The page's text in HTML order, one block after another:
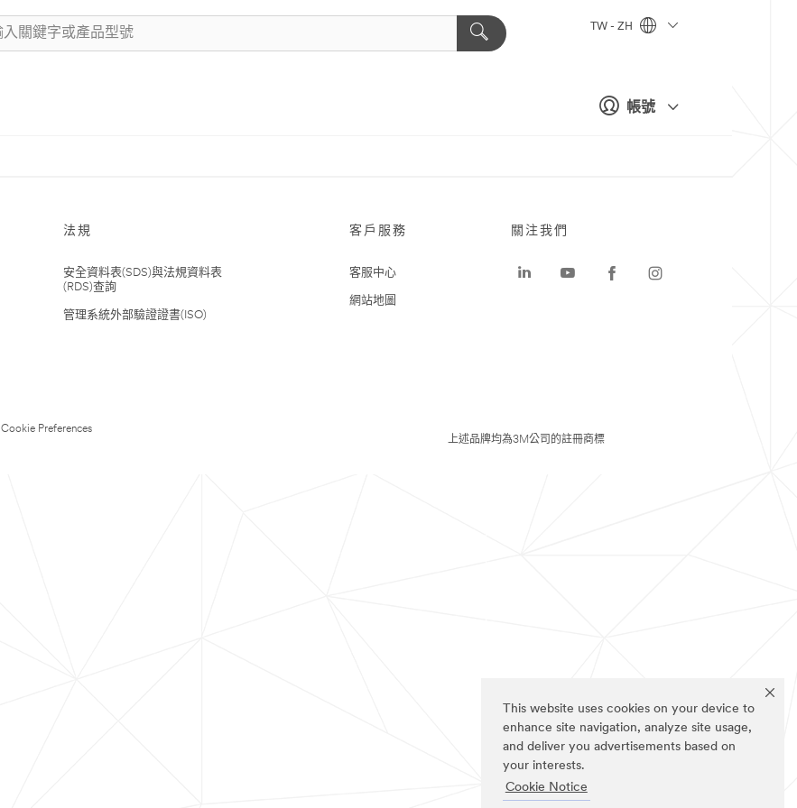
This website uses cookies on your device to
enhance site navigation, analyze site usage,
and deliver you advertisements based on
your interests.
Cookie Notice
帳號
TW - ZH
法規
安全資料表(SDS)與法規資料表
(RDS)查詢
管理系統外部驗證證書(ISO)
客戶服務
客服中心
網站地圖
Cookie Preferences
關注我們
上述品牌均為3M公司的註冊商標